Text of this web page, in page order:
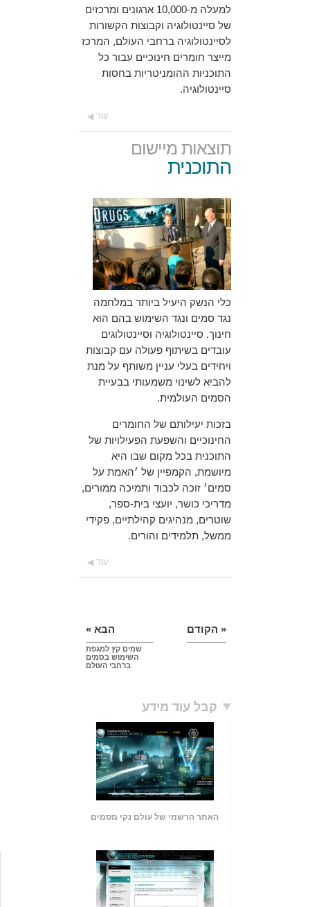
למעלה מ-10,000 ארגונים ומרכזים
של סיינטולוגיה וקבוצות הקשורות
לסיינטולוגיה ברחבי העולם, המרכז
מייצר חומרים חינוכיים עבור כל
התוכניות ההומניטריות בחסות
סיינטולוגיה.
עוד
תוצאות מיישום
התוכנית
כלי הנשק היעיל ביותר במלחמה
נגד סמים ונגד השימוש בהם הוא
חינוך. סיינטולוגיה וסיינטולוגים
עובדים בשיתוף פעולה עם קבוצות
ויחידים בעלי עניין משותף על מנת
להביא לשינוי משמעותי בבעיית
הסמים העולמית.
בזכות יעילותם של החומרים
החינוכיים והשפעת הפעילויות של
התוכנית בכל מקום שבו היא
מיושמת, הקמפיין של ׳האמת על
סמים׳ זוכה לכבוד ותמיכה ממורים,
מדריכי כושר, יועצי בית-ספר,
שוטרים, מנהיגים קהילתיים, פקידי
ממשל, תלמידים והורים.
עוד
« הקודם הבא »
שמים קץ למגפת
השימוש בסמים
ברחבי העולם
קבל עוד מידע
האתר הרשמי של עולם נקי מסמים